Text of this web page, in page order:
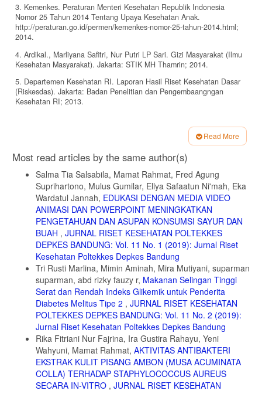
3. Kemenkes. Peraturan Menteri Kesehatan Republik Indonesia
Nomor 25 Tahun 2014 Tentang Upaya Kesehatan Anak.
http://peraturan.go.id/permen/kemenkes-nomor-25-tahun-2014.html;
2014.
4. Ardikal., Marliyana Safitri, Nur Putri LP Sari. Gizi Masyarakat (Ilmu
Kesehatan Masyarakat). Jakarta: STIK MH Thamrin; 2014.
5. Departemen Kesehatan RI. Laporan Hasil Riset Kesehatan Dasar
(Riskesdas). Jakarta: Badan Penelitian dan Pengembaangngan
Kesehatan RI; 2013.
Jakarta: Kementerian Kesehatan Republik Indonesia; 2018.
7. Siswanto. Studi Diet Total: Survey Konsumsi Makanan Individu
Indonesia 2014. Jakarta: Lembaga Penerbit Badan Penelitian dan
Pengembangan Kesehatan; 2014.
8. Bertalina. Pengaruh Promosi Kesehatan terhadap Peningkatan
Pengetahuan Tentang Gizi Seimbang Pada Siswa Sekolah Dasar
Negeri Di Kecamatan Rajabasa Kota Bandar Lampung. poltekkes-
tjk.ac.id/ejurnal/; 2015.
9. Achmadi, Abidin Didik. Pengaruh Pendidikan Gizi dengan Media
Buku Saku terhadap Peningkatan Pengetahuan dalam Pemilihan
Jajan Anak SD Muhammadiyah 16 Surakarta [jurnal]. Surakarta:
Univeritas Muhammadiyah Surakarta; 2015.
10. Azhari, Swari Anistri. Pengaruh Pendidikan Gizi Menggunakan
Booklet terhadap Pengetahuan, Asupan Energi, dan Indeks Massa
Tubuh pada Remaja Kegemukan [skripsi]. Cimahi: Poltekkes
Bandung; 2018.
11. Gumilar, M. Reky. Pengaruh Penyuluhan Gizi Seimbang terhadap
Pengetahuan Gizi pada Anak Sekolah di Sekolah Dasar Islam
Terpadu Darul Hikam Bandung. Cimahi: Poltekkes Bandung; 2017.
12. Lamid, Astuti. Status Gizi dan Kesehatan Murid di SD Desa IDT
Bengkulu setelah 6 bulan PMT-AS. Penelitian Gizi dan Makanan
volume 20. Bogor: Puslitbang Gizi; 1997.
Read More
Article
Details
Most read articles by the same author(s)
Salma Tia Salsabila, Mamat Rahmat, Fred Agung
Suprihartono, Mulus Gumilar, Ellya Safaatun Ni'mah, Eka
Wardatul Jannah, EDUKASI DENGAN MEDIA VIDEO
ANIMASI DAN POWERPOINT MENINGKATKAN
PENGETAHUAN DAN ASUPAN KONSUMSI SAYUR DAN
BUAH , JURNAL RISET KESEHATAN POLTEKKES
DEPKES BANDUNG: Vol. 11 No. 1 (2019): Jurnal Riset
Kesehatan Poltekkes Depkes Bandung
Tri Rusti Marlina, Mimin Aminah, Mira Mutiyani, suparman
suparman, abd rizky fauzy r, Makanan Selingan Tinggi
Serat dan Rendah Indeks Glikemik untuk Penderita
Diabetes Melitus Tipe 2 , JURNAL RISET KESEHATAN
POLTEKKES DEPKES BANDUNG: Vol. 11 No. 2 (2019):
Jurnal Riset Kesehatan Poltekkes Depkes Bandung
Rika Fitriani Nur Fajrina, Ira Gustira Rahayu, Yeni
Wahyuni, Mamat Rahmat, AKTIVITAS ANTIBAKTERI
EKSTRAK KULIT PISANG AMBON (MUSA ACUMINATA
COLLA) TERHADAP STAPHYLOCOCCUS AUREUS
SECARA IN-VITRO , JURNAL RISET KESEHATAN